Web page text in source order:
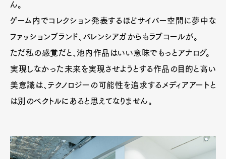
ん。
ゲーム内でコレクション発表するほどサイバー空間に夢中な
ファッションブランド、バレンシアガからもラブコールが。
ただ私の感覚だと、池内作品はいい意味でもっとアナログ。
実現しなかった未来を実現させようとする作品の目的と高い
美意識は、テクノロジーの可能性を追求するメディアアートと
は別のベクトルにあると思えてなりません。